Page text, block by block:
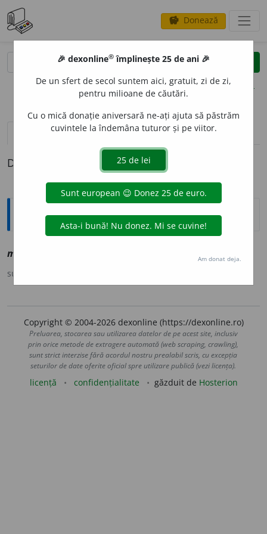
savings Donează
clear
opțiuni
definiții (1) pronunțievolume_up (2)
Definiția cu ID-ul 1143799:
Explicative DEX
mestec
sursa:
Copyright © 2004-2026 dexonline (https://dexonline.ro)
Preluarea, stocarea sau utilizarea datelor de pe acest site, inclusiv
prin orice metode de extragere automată (web scraping, crawling),
sunt strict interzise fără acordul nostru prealabil scris, cu excepția
seturilor de date oferite oficial spre utilizare publică (vezi licența).
licență confidențialitate găzduit de Hosterion
🎉 dexonline® împlinește 25 de ani 🎉
De un sfert de secol suntem aici, gratuit, zi de zi,
pentru milioane de căutări.
Cu o mică donație aniversară ne-ați ajuta să păstrăm
cuvintele la îndemâna tuturor și pe viitor.
Am donat deja.